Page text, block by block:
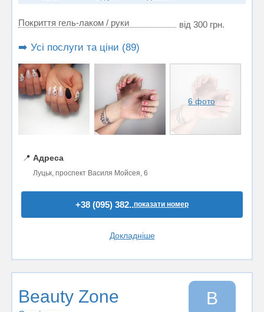
Покриття гель-лаком / руки від 300 грн.
➡️ Усі послуги та ціни (89)
6 фото
📍 Адреса
Луцьк, проспект Василя Мойсея, 6
+38 (095) 382..показати номер
Докладніше
Beauty Zone B